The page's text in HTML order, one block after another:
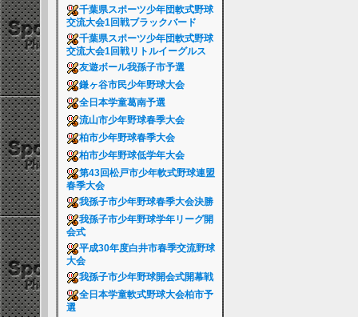
千葉県スポーツ少年団軟式野球
交流大会1回戦ブラックバード
千葉県スポーツ少年団軟式野球
交流大会1回戦リトルイーグルス
友遊ボール我孫子市予選
鎌ヶ谷市民少年野球大会
全日本学童葛南予選
流山市少年野球春季大会
柏市少年野球春季大会
柏市少年野球低学年大会
第43回松戸市少年軟式野球連盟
春季大会
我孫子市少年野球春季大会決勝
我孫子市少年野球学年リーグ開
会式
平成30年度白井市春季交流野球
大会
我孫子市少年野球開会式開幕戦
全日本学童軟式野球大会柏市予
選